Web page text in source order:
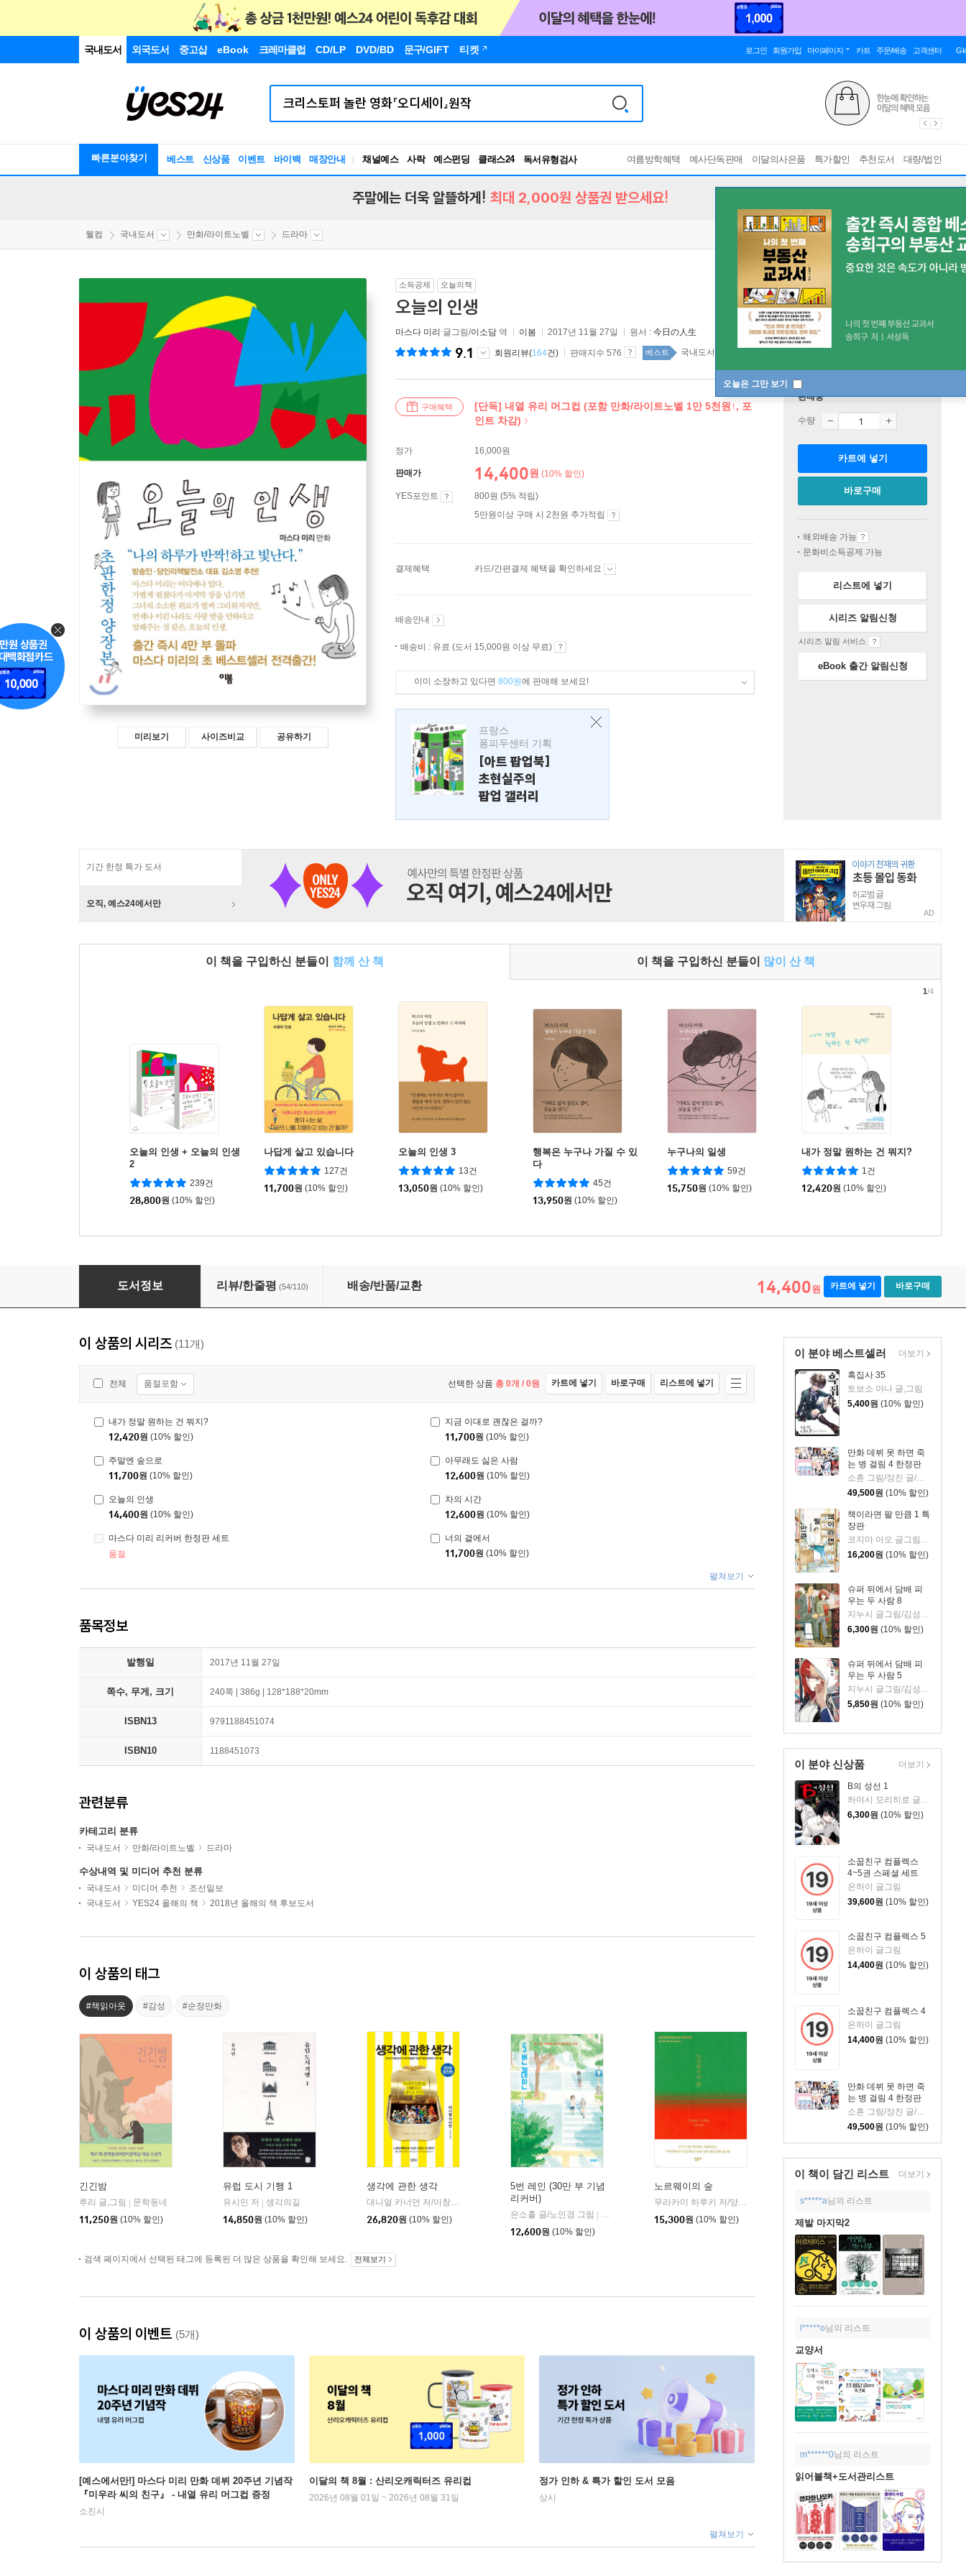
국내도서 외국도서 중고샵 eBook 크레마클럽 CD/LP DVD/BD 문구/GIFT 티켓 로그인 회원가입 마이페이지 카트 주문/배송 고객센터
빠른분야찾기 베스트 신상품 이벤트 바이백 매장안내 채널예스 사락 예스펀딩 클래스24
독서유형검사
RBTI Lab
여름방학혜택 예사단독판매 이달의사은품 특가할인 추천도서 대량/법인
오늘은 그만 보기
주말에는 더욱 알뜰하게! 최대 2,000원 상품권 받으세요!
웰컴 국내도서 만화/라이트노벨 드라마
미리보기 사이즈비교 공유하기
소득공제 오늘의책
오늘의 인생
마스다 미리 글그림/이소담 역 이봄 2017년 11월 27일 원서 : 今日の人生
9.1 회원리뷰(164건) 판매지수 576 베스트 국내도서 top100 2주
구매혜택
[단독] 내열 유리 머그컵 (포함 만화/라이트노벨 1만 5천원↑, 포
인트 차감)
정가 16,000원
판매가 14,400원 (10% 할인)
YES포인트
800원 (5% 적립)
5만원이상 구매 시 2천원 추가적립
결제혜택 카드/간편결제 혜택을 확인하세요
배송안내
배송비 : 유료 (도서 15,000원 이상 무료)
이미 소장하고 있다면 800원에 판매해 보세요!
프랑스
퐁피두센터 기획
[아트 팝업북]
초현실주의
팝업 갤러리
판매중
수량
카트에 넣기
바로구매
해외배송 가능
문화비소득공제 가능
리스트에 넣기
시리즈 알림신청
시리즈 알림 서비스
eBook 출간 알림신청
기간 한정 특가 도서
오직, 예스24에서만
AD
이 책을 구입하신 분들이 함께 산 책 이 책을 구입하신 분들이 많이 산 책
오늘의 인생 + 오늘의 인생
2
239건
28,800원 (10% 할인)
나답게 살고 있습니다
127건
11,700원 (10% 할인)
오늘의 인생 3
13건
13,050원 (10% 할인)
행복은 누구나 가질 수 있
다
45건
13,950원 (10% 할인)
누구나의 일생
59건
15,750원 (10% 할인)
내가 정말 원하는 건 뭐지?
1건
12,420원 (10% 할인)
1/4
오늘의 인생
도서정보 리뷰/한줄평 (54/110) 배송/반품/교환 14,400원 카트에 넣기 바로구매
이 분야 베스트셀러
흑집사 35
토보소 야나 글,그림
5,400원 (10% 할인)
만화 데뷔 못 하면 죽
는 병 걸림 4 한정판
소흔 그림/장진 글/백덕수 원저
49,500원 (10% 할인)
책이라면 팔 만큼 1 특
장판
코지마 아오 글그림/장혜영 역
16,200원 (10% 할인)
슈퍼 뒤에서 담배 피
우는 두 사람 8
지누시 글그림/김성래 역
6,300원 (10% 할인)
슈퍼 뒤에서 담배 피
우는 두 사람 5
5,850원 (10% 할인)
더보기
이 분야 신상품
B의 성선 1
하야시 모리히로 글그림
6,300원 (10% 할인)
소꿉친구 컴플렉스
4~5권 스페셜 세트
은하이 글그림
39,600원 (10% 할인)
소꿉친구 컴플렉스 5
은하이 글그림
14,400원 (10% 할인)
소꿉친구 컴플렉스 4
은하이 글그림
14,400원 (10% 할인)
만화 데뷔 못 하면 죽
는 병 걸림 4 한정판
소흔 그림/장진 글/백덕수 원저
49,500원 (10% 할인)
더보기
이 책이 담긴 리스트 더보기
s*****a님의 리스트
제발 마지막2
l*****o님의 리스트
교양서
m******0님의 리스트
읽어볼책+도서관리스트
이 상품의 시리즈 (11개)
전체 품절포함 선택한 상품 총 0개 / 0원 카트에 넣기 바로구매 리스트에 넣기
내가 정말 원하는 건 뭐지?
12,420원 (10% 할인)
지금 이대로 괜찮은 걸까?
11,700원 (10% 할인)
주말엔 숲으로
11,700원 (10% 할인)
아무래도 싫은 사람
12,600원 (10% 할인)
오늘의 인생
14,400원 (10% 할인)
차의 시간
12,600원 (10% 할인)
마스다 미리 리커버 한정판 세트
품절
너의 곁에서
11,700원 (10% 할인)
펼쳐보기
품목정보
발행일 2017년 11월 27일
쪽수, 무게, 크기 240쪽 | 386g | 128*188*20mm
ISBN13 9791188451074
ISBN10 1188451073
관련분류
카테고리 분류
국내도서 만화/라이트노벨 드라마
수상내역 및 미디어 추천 분류
국내도서 미디어 추천
조선일보
국내도서
YES24 올해의 책 2018년 올해의 책 후보도서
이 상품의 태그
#책읽아웃 #감성 #순정만화
긴긴밤
루리 글,그림
문학동네
11,250원 (10% 할인)
유럽 도시 기행 1
유시민 저
생각의길
14,850원 (10% 할인)
생각에 관한 생각
대니얼 카너먼 저/이창신 역
26,820원 (10% 할인)
5번 레인 (30만 부 기념
리커버)
은소홀 글/노인경 그림
문학동네
12,600원 (10% 할인)
노르웨이의 숲
무라카미 하루키 저/양억관 역
15,300원 (10% 할인)
검색 페이지에서 선택된 태그에 등록된 더 많은 상품을 확인해 보세요. 전체보기
이 상품의 이벤트 (5개)
[예스에서만!] 마스다 미리 만화 데뷔 20주년 기념작
『미우라 씨의 친구』 - 내열 유리 머그컵 증정
소진시
이달의 책 8월 : 산리오캐릭터즈 유리컵
2026년 08월 01일 ~ 2026년 08월 31일
정가 인하 & 특가 할인 도서 모음
상시
펼쳐보기